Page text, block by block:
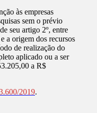
às empresas
sem o prévio
seu artigo 2º, entre
a origem dos recursos
de realização do
aplicado ou a ser
a R$
2019.